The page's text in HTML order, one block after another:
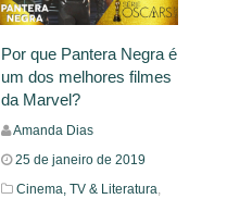
Por que Pantera Negra é
um dos melhores filmes
da Marvel?
Amanda Dias
25 de janeiro de 2019
Cinema, TV & Literatura,